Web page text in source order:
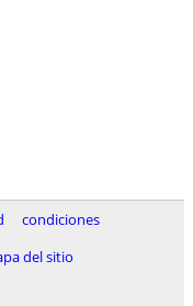
condiciones
del sitio